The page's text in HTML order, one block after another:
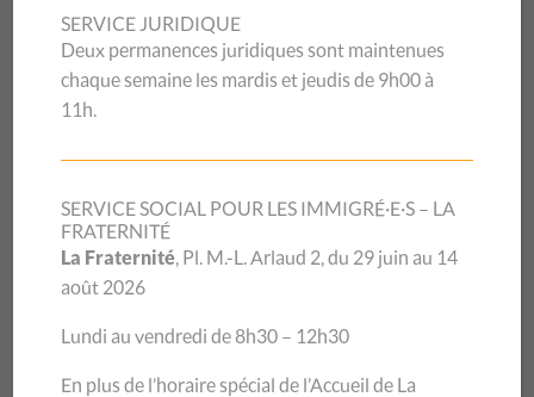
d’une année 2025 riche en
avancées
L’Assemblée générale 2026 du CSP Vaud s’est tenue ce
lundi 22 juin. Elle a permis de revenir sur une année
2025 marquée par une forte sollicitation de ses
prestations, plusieurs avancées concrètes obtenues
grâce au travail de terrain et de plaidoyer, ainsi que
les années à venir. La soirée a également été l’occasion
d’accueillir de nouveaux membres au sein du Comité.
SERVICE JURIDIQUE
Deux permanences juridiques sont maintenues
chaque semaine les mardis et jeudis de 9h00 à
11h.
SERVICE SOCIAL POUR LES IMMIGRÉ·E·S – LA
FRATERNITÉ
La Fraternité, Pl. M.-L. Arlaud 2, du 29 juin au 14
août 2026
Lundi au vendredi de 8h30 – 12h30
En plus de l’horaire spécial de l’Accueil de La